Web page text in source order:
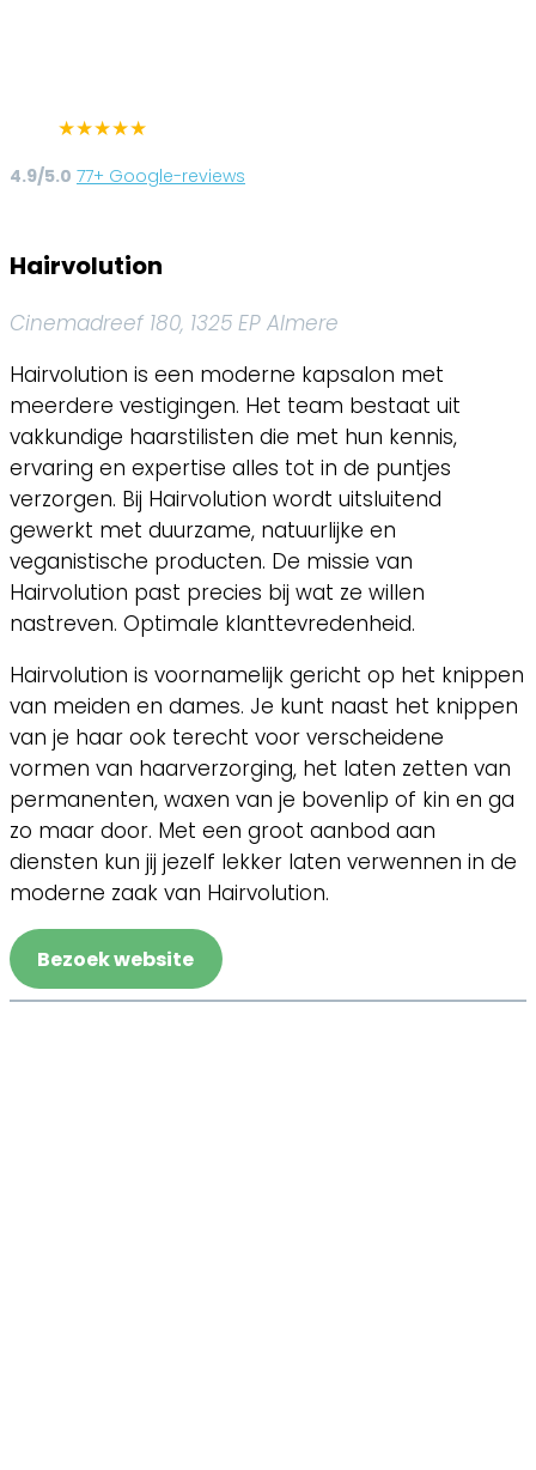
★★★★★
4.9/5.0 77+ Google-reviews
Hairvolution
Cinemadreef 180, 1325 EP Almere
Hairvolution is een moderne kapsalon met
meerdere vestigingen. Het team bestaat uit
vakkundige haarstilisten die met hun kennis,
ervaring en expertise alles tot in de puntjes
verzorgen. Bij Hairvolution wordt uitsluitend
gewerkt met duurzame, natuurlijke en
veganistische producten. De missie van
Hairvolution past precies bij wat ze willen
nastreven. Optimale klanttevredenheid.
Hairvolution is voornamelijk gericht op het knippen
van meiden en dames. Je kunt naast het knippen
van je haar ook terecht voor verscheidene
vormen van haarverzorging, het laten zetten van
permanenten, waxen van je bovenlip of kin en ga
zo maar door. Met een groot aanbod aan
diensten kun jij jezelf lekker laten verwennen in de
moderne zaak van Hairvolution.
Bezoek website